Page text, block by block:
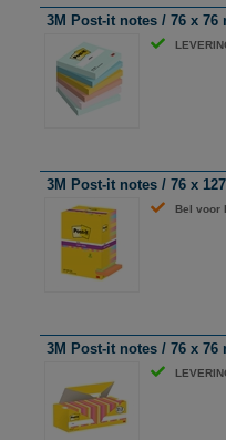
3M Post-it notes / 76 x 76
3M Post-it notes / 76 x
Bel voor
3M Post-it notes / 76 x